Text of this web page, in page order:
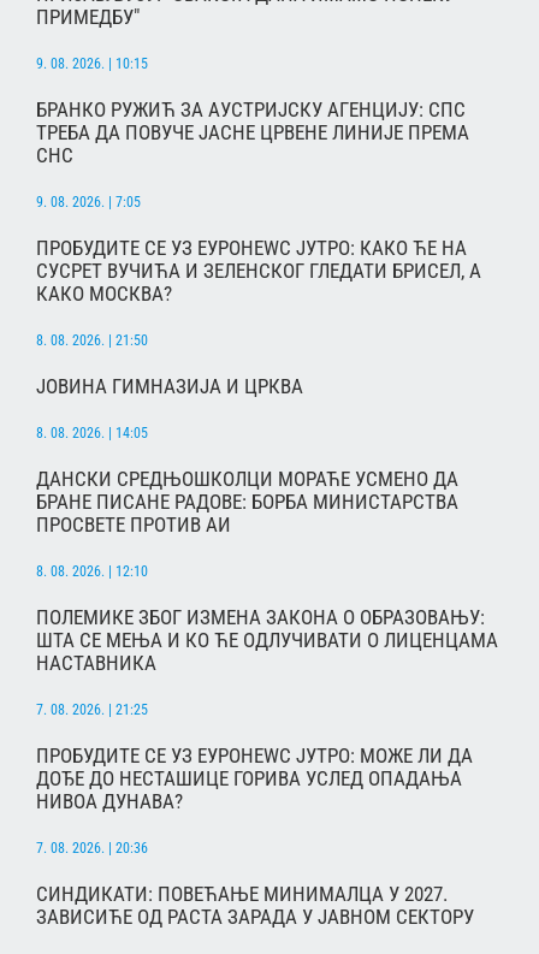
ПРИМЕДБУ"
9. 08. 2026. | 10:15
БРАНКО РУЖИЋ ЗА АУСТРИЈСКУ АГЕНЦИЈУ: СПС
ТРЕБА ДА ПОВУЧЕ ЈАСНЕ ЦРВЕНЕ ЛИНИЈЕ ПРЕМА
СНС
9. 08. 2026. | 7:05
ПРОБУДИТЕ СЕ УЗ ЕУРОНЕWС ЈУТРО: КАКО ЋЕ НА
СУСРЕТ ВУЧИЋА И ЗЕЛЕНСКОГ ГЛЕДАТИ БРИСЕЛ, А
КАКО МОСКВА?
8. 08. 2026. | 21:50
ЈОВИНА ГИМНАЗИЈА И ЦРКВА
8. 08. 2026. | 14:05
ДАНСКИ СРЕДЊОШКОЛЦИ МОРАЋЕ УСМЕНО ДА
БРАНЕ ПИСАНЕ РАДОВЕ: БОРБА МИНИСТАРСТВА
ПРОСВЕТЕ ПРОТИВ АИ
8. 08. 2026. | 12:10
ПОЛЕМИКЕ ЗБОГ ИЗМЕНА ЗАКОНА О ОБРАЗОВАЊУ:
ШТА СЕ МЕЊА И КО ЋЕ ОДЛУЧИВАТИ О ЛИЦЕНЦАМА
НАСТАВНИКА
7. 08. 2026. | 21:25
ПРОБУДИТЕ СЕ УЗ ЕУРОНЕWС ЈУТРО: МОЖЕ ЛИ ДА
ДОЂЕ ДО НЕСТАШИЦЕ ГОРИВА УСЛЕД ОПАДАЊА
НИВОА ДУНАВА?
7. 08. 2026. | 20:36
СИНДИКАТИ: ПОВЕЋАЊЕ МИНИМАЛЦА У 2027.
ЗАВИСИЋЕ ОД РАСТА ЗАРАДА У ЈАВНОМ СЕКТОРУ